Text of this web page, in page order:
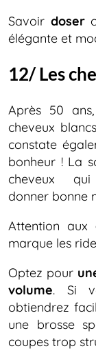
Savoir doser
élégante et
12/ Les
Après 50
cheveux
constate
bonheur ! La
cheveux
donner bonne
Attention aux
marque les
Optez pour
volume. Si
obtiendrez
une brosse
coupes trop